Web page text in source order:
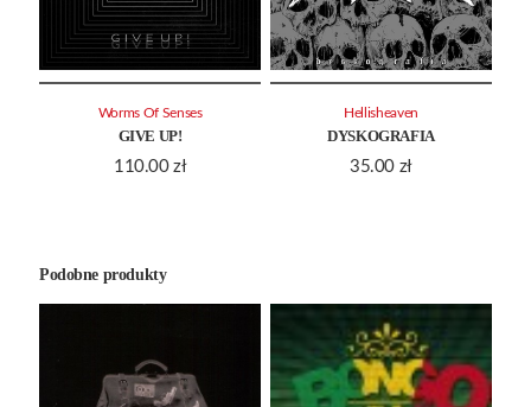
GIVE UP!
110.00 zł
Worms Of Senses
DYSKOGRAFIA
35.00 zł
Hellisheaven
Podobne produkty